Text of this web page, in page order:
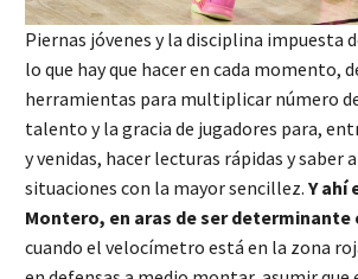
Piernas jóvenes y la disciplina impuesta
lo que hay que hacer en cada momento,
herramientas para multiplicar número
talento y la gracia de jugadores para,
y venidas, hacer lecturas rápidas y saber
situaciones con la mayor sencillez. Y ahí
Montero, en aras de ser determinante
cuando el velocímetro está en la zona